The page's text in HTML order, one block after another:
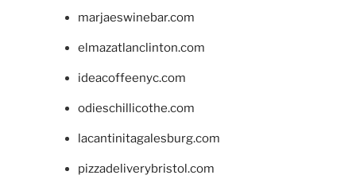
marjaeswinebar.com
elmazatlanclinton.com
ideacoffeenyc.com
odieschillicothe.com
lacantinitagalesburg.com
pizzadeliverybristol.com